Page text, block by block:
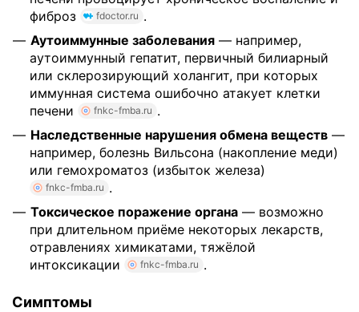
фиброз
fdoctor.ru .
Аутоиммунные заболевания — например,
аутоиммунный гепатит, первичный билиарный
или склерозирующий холангит, при которых
иммунная система ошибочно атакует клетки
печени
fnkc-fmba.ru .
Наследственные нарушения обмена веществ —
например, болезнь Вильсона (накопление меди)
или гемохроматоз (избыток железа)
fnkc-fmba.ru .
Токсическое поражение органа — возможно
при длительном приёме некоторых лекарств,
отравлениях химикатами, тяжёлой
интоксикации
fnkc-fmba.ru .
Симптомы